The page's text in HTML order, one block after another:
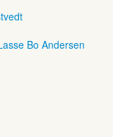
Bo Andersen